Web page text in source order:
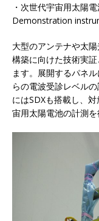
・次世代宇宙用太陽
Demonstration
大型のアンテナや太
構築に向けた技術実
ます。展開するパネ
らの電波受診レベル
にはSDXも搭載し、
宙用太陽電池の計測を